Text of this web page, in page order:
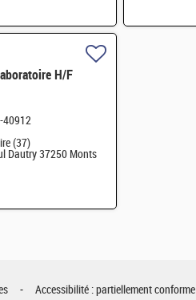
H/F
40912
(37)
Dautry 37250 Monts
Accessibilité : partiellement conforme